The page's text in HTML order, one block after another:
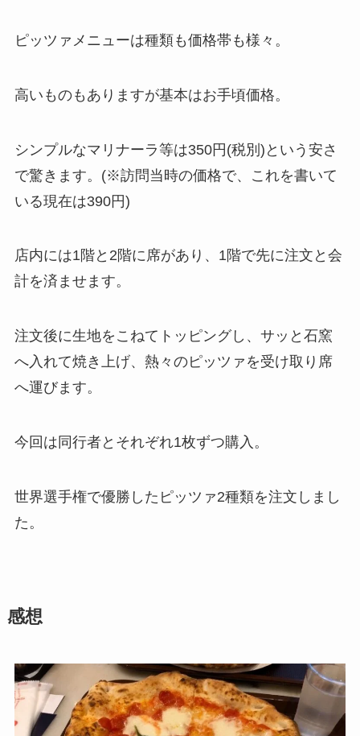
ピッツァメニューは種類も価格帯も様々。
高いものもありますが基本はお手頃価格。
シンプルなマリナーラ等は350円(税別)という安さ
で驚きます。(※訪問当時の価格で、これを書いて
いる現在は390円)
店内には1階と2階に席があり、1階で先に注文と会
計を済ませます。
注文後に生地をこねてトッピングし、サッと石窯
へ入れて焼き上げ、熱々のピッツァを受け取り席
へ運びます。
今回は同行者とそれぞれ1枚ずつ購入。
世界選手権で優勝したピッツァ2種類を注文しまし
た。
感想